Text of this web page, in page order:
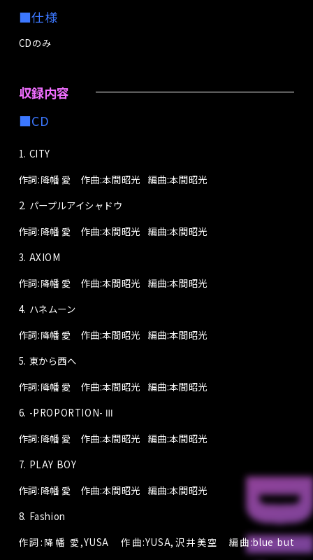
■仕様
CDのみ
収録内容
■CD
1. CITY
作詞:降幡 愛 作曲:本間昭光
編曲:本間昭光
2. パープルアイシャドウ
作詞:降幡 愛 作曲:本間昭光
編曲:本間昭光
3. AXIOM
作詞:降幡 愛 作曲:本間昭光
編曲:本間昭光
4. ハネムーン
作詞:降幡 愛 作曲:本間昭光
編曲:本間昭光
5. 東から西へ
作詞:降幡 愛 作曲:本間昭光
編曲:本間昭光
6. -PROPORTION- Ⅲ
作詞:降幡 愛 作曲:本間昭光
編曲:本間昭光
7. PLAY BOY
作詞:降幡 愛 作曲:本間昭光
編曲:本間昭光
8. Fashion
作詞: 降幡 愛,YUSA 作曲:YUSA,沢井美空 編曲:blue but